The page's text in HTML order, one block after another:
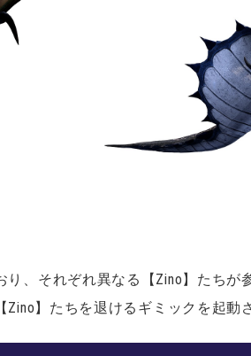
、それぞれ異なる【Zino】たちが
】たちを退けるギミックを起動